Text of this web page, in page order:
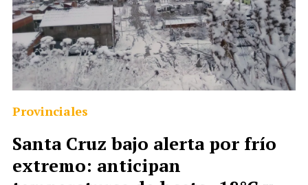
Santa Cruz bajo alerta por frío
extremo: anticipan
Provinciales